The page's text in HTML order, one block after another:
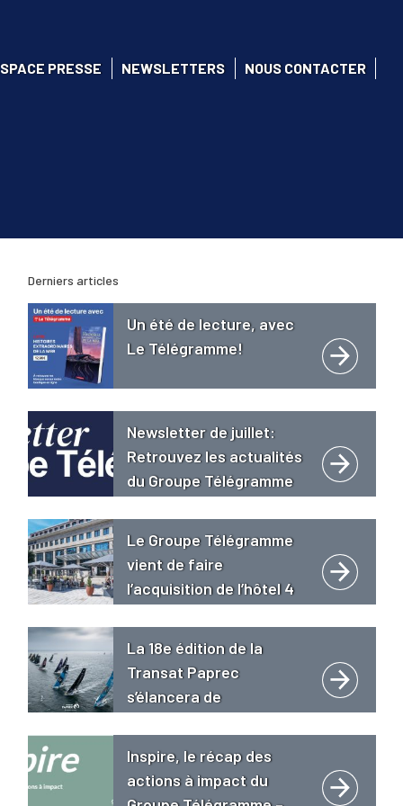
PRESSE NEWSLETTERS NOUS CONTACTER
Derniers articles
Un été de lecture, avec
Le Télégramme!
Newsletter de juillet:
Retrouvez les actualités
du Groupe Télégramme
Le Groupe Télégramme
vient de faire
l’acquisition de l’hôtel 4
Spa Golden Tulip » à
Saint-Malo intra-muros.
La 18e édition de la
Transat Paprec
s’élancera de
Inspire, le récap des
actions à impact du